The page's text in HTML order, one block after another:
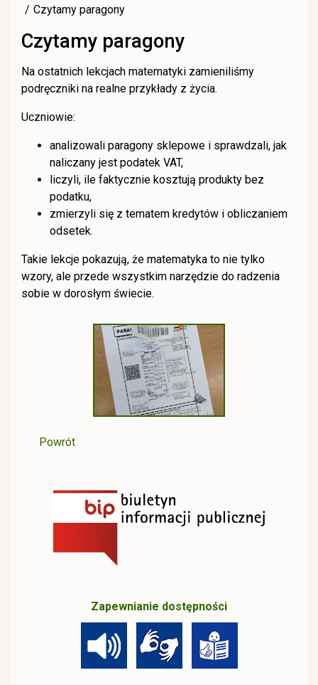
Czytamy paragony
Czytamy paragony
Na ostatnich lekcjach matematyki zamieniliśmy
podręczniki na realne przykłady z życia.
Uczniowie:
analizowali paragony sklepowe i sprawdzali, jak
naliczany jest podatek VAT,
liczyli, ile faktycznie kosztują produkty bez
podatku,
zmierzyli się z tematem kredytów i obliczaniem
odsetek.
Takie lekcje pokazują, że matematyka to nie tylko
wzory, ale przede wszystkim narzędzie do radzenia
sobie w dorosłym świecie.
Powrót
Zapewnianie dostępności